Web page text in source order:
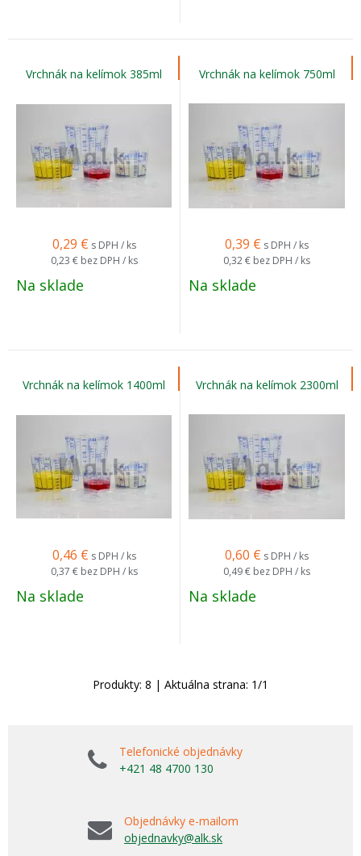
Vrchnák na kelímok 385ml
0,29 € s DPH / ks
0,23 € bez DPH / ks
Na sklade
Vrchnák na kelímok 750ml
0,39 € s DPH / ks
0,32 € bez DPH / ks
Na sklade
Vrchnák na kelímok 1400ml
0,46 € s DPH / ks
0,37 € bez DPH / ks
Na sklade
Vrchnák na kelímok 2300ml
0,60 € s DPH / ks
0,49 € bez DPH / ks
Na sklade
Produkty: 8 | Aktuálna strana: 1/1
Telefonické objednávky
+421 48 4700 130
Objednávky e-mailom
objednavky@alk.sk